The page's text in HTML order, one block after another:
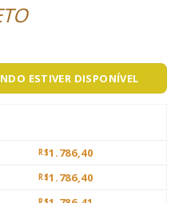
ESTIVER DISPONÍVEL
R$1.786,40
R$1.786,40